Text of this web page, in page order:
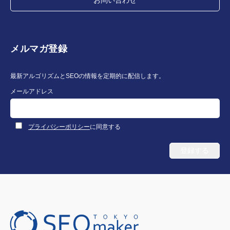
メルマガ登録
最新アルゴリズムとSEOの情報を定期的に配信します。
メールアドレス
プライバシーポリシーに同意する